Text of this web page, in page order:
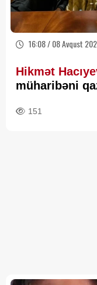
16:08 / 08 Avqust
Hikmət
müharibəni
151